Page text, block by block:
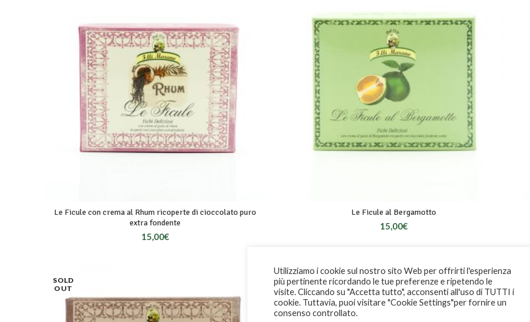
Le Ficule con crema al Rhum ricoperte di cioccolato puro
extra fondente
15,00€
Le Ficule al Bergamotto
15,00€
SOLD
OUT
SOLD
OUT
Utilizziamo i cookie sul nostro sito Web per offrirti l'esperienza
più pertinente ricordando le tue preferenze e ripetendo le
visite. Cliccando su "Accetta tutto", acconsenti all'uso di TUTTI i
cookie. Tuttavia, puoi visitare "Cookie Settings"per fornire un
consenso controllato.